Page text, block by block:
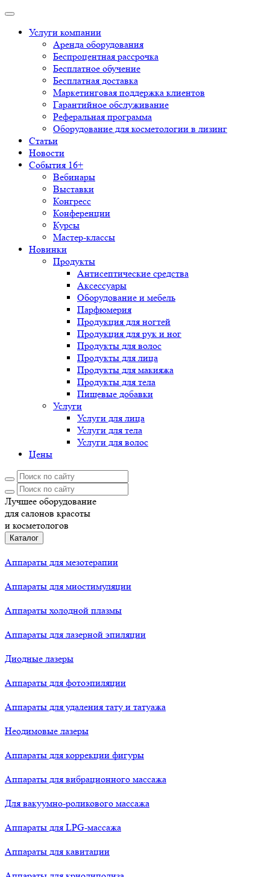
Услуги компании
Аренда оборудования
Беспроцентная рассрочка
Бесплатное обучение
Бесплатная доставка
Маркетинговая поддержка клиентов
Гарантийное обслуживание
Реферальная программа
Оборудование для косметологии в лизинг
Статьи
Новости
События 16+
Вебинары
Выставки
Конгресс
Конференции
Курсы
Мастер-классы
Новинки
Продукты
Антисептические средства
Аксессуары
Оборудование и мебель
Парфюмерия
Продукция для ногтей
Продукция для рук и ног
Продукты для волос
Продукты для лица
Продукты для макияжа
Продукты для тела
Пищевые добавки
Услуги
Услуги для лица
Услуги для тела
Услуги для волос
Цены
Лучшее оборудование
для салонов красоты
и косметологов
Каталог
Аппараты для мезотерапии
Аппараты для миостимуляции
Аппараты холодной плазмы
Аппараты для лазерной эпиляции
Диодные лазеры
Аппараты для фотоэпиляции
Аппараты для удаления тату и татуажа
Неодимовые лазеры
Аппараты для коррекции фигуры
Аппараты для вибрационного массажа
Для вакуумно-роликового массажа
Аппараты для LPG-массажа
Аппараты для кавитации